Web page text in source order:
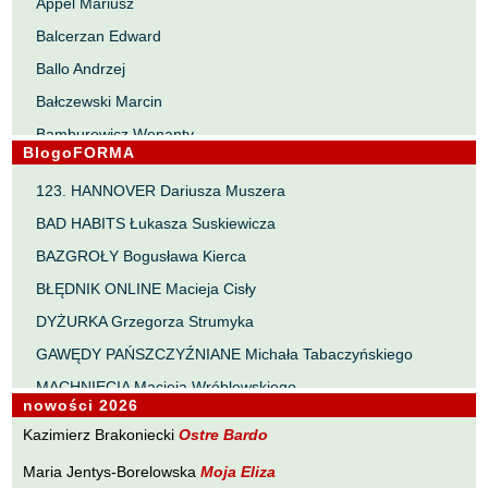
Balcerzan Edward
Ballo Andrzej
Bałczewski Marcin
Bamburowicz Wenanty
Bawołek Waldemar
Bereza Henryk
Berezin Kostia
Bielawa Jacek
Biernacka Alina
Bieszczad Maciej
Bigoszewska Maria
Bitner Dariusz
Błahy Jarosław
BlogoFORMA
123. HANNOVER Dariusza Muszera
BAD HABITS Łukasza Suskiewicza
BAZGROŁY Bogusława Kierca
BŁĘDNIK ONLINE Macieja Cisły
DYŻURKA Grzegorza Strumyka
GAWĘDY PAŃSZCZYŹNIANE Michała Tabaczyńskiego
MACHNIĘCIA Macieja Wróblewskiego
MAŁOMIASTECZKOWE ZRYWY Zbigniewa Wojciechowicza
nowości 2026
Kazimierz BrakonieckiOstre Bardo
Maria Jentys-BorelowskaMoja Eliza